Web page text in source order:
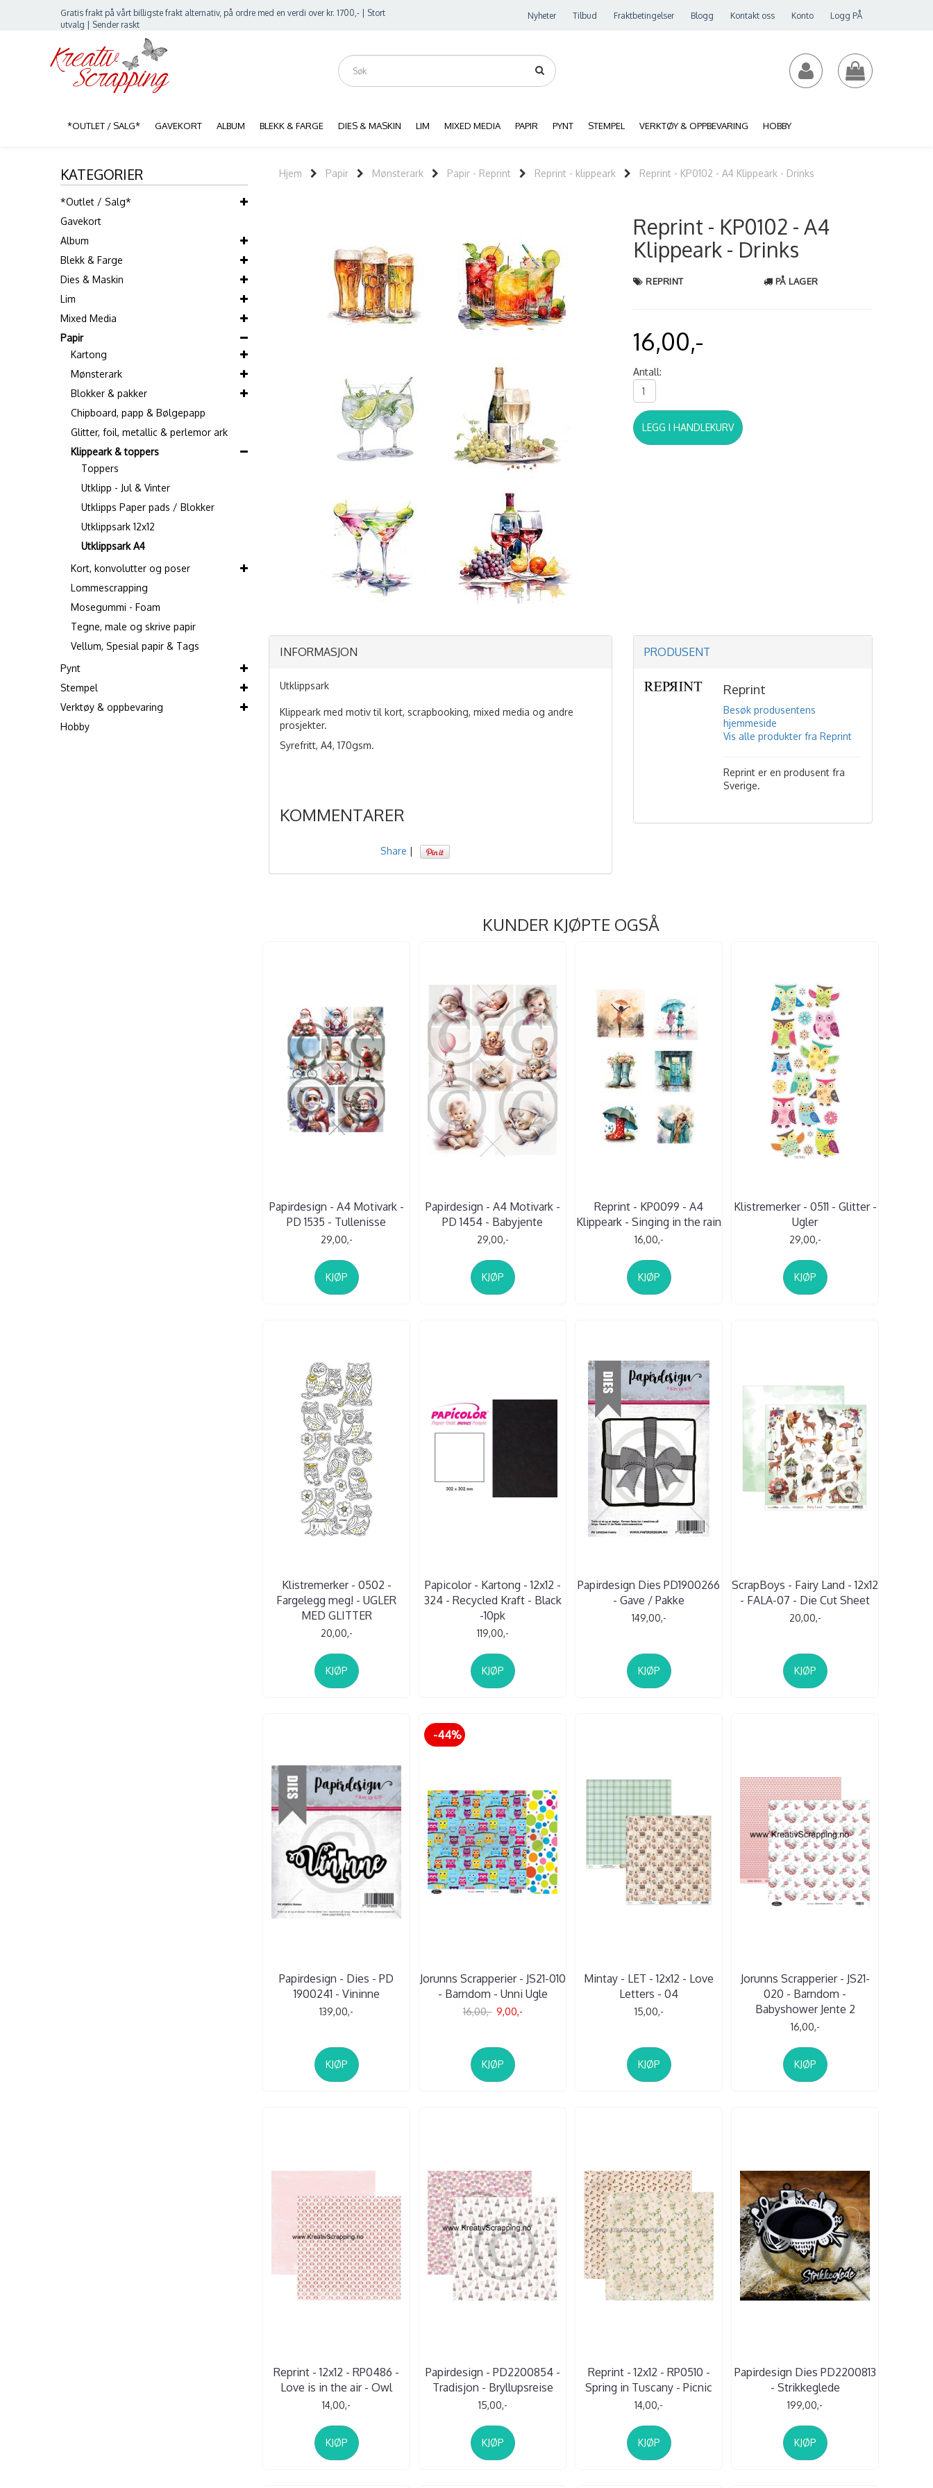
Gratis frakt på vårt billigste frakt alternativ, på ordre med en verdi over kr. 1700,- | Stort
utvalg | Sender raskt
Nyheter Tilbud Fraktbetingelser Blogg Kontakt oss Konto Logg PÅ
*OUTLET / SALG* GAVEKORT ALBUM BLEKK & FARGE DIES & MASKIN LIM MIXED MEDIA PAPIR PYNT STEMPEL VERKTØY & OPPBEVARING HOBBY
KATEGORIER
*Outlet / Salg*
Gavekort
Album
Blekk & Farge
Dies & Maskin
Lim
Mixed Media
Papir
Kartong
Mønsterark
Blokker & pakker
Chipboard, papp & Bølgepapp
Glitter, foil, metallic & perlemor ark
Klippeark & toppers
Toppers
Utklipp - Jul & Vinter
Utklipps Paper pads / Blokker
Utklippsark 12x12
Utklippsark A4
Kort, konvolutter og poser
Lommescrapping
Mosegummi - Foam
Tegne, male og skrive papir
Vellum, Spesial papir & Tags
Pynt
Stempel
Verktøy & oppbevaring
Hobby
Hjem Papir Mønsterark Papir - Reprint Reprint - klippeark Reprint - KP0102 - A4 Klippeark - Drinks
Reprint - KP0102 - A4
Klippeark - Drinks
REPRINT PÅ LAGER
16,00,-
Antall:
LEGG I HANDLEKURV
INFORMASJON
Utklippsark
Klippeark med motiv til kort, scrapbooking, mixed media og andre
prosjekter.
Syrefritt, A4, 170gsm.
KOMMENTARER
Share |
PRODUSENT
Reprint
Besøk produsentens
hjemmeside
Vis alle produkter fra Reprint
Reprint er en produsent fra
Sverige.
KUNDER KJØPTE OGSÅ
Papirdesign - A4 Motivark -
PD 1535 - Tullenisse
29,00,-
KJØP
Papirdesign - A4 Motivark -
PD 1454 - Babyjente
29,00,-
KJØP
Reprint - KP0099 - A4
Klippeark - Singing in the rain
16,00,-
KJØP
Klistremerker - 0511 - Glitter -
Ugler
29,00,-
KJØP
Klistremerker - 0502 -
Fargelegg meg! - UGLER
MED GLITTER
20,00,-
KJØP
Papicolor - Kartong - 12x12 -
324 - Recycled Kraft - Black
-10pk
119,00,-
KJØP
Papirdesign Dies PD1900266
- Gave / Pakke
149,00,-
KJØP
ScrapBoys - Fairy Land - 12x12
- FALA-07 - Die Cut Sheet
20,00,-
KJØP
Papirdesign - Dies - PD
1900241 - Vininne
139,00,-
KJØP
-44%
Jorunns Scrapperier - JS21-010
- Barndom - Unni Ugle
16,00,- 9,00,-
KJØP
Mintay - LET - 12x12 - Love
Letters - 04
15,00,-
KJØP
Jorunns Scrapperier - JS21-
020 - Barndom -
Babyshower Jente 2
16,00,-
KJØP
Reprint - 12x12 - RP0486 -
Love is in the air - Owl
14,00,-
KJØP
Papirdesign - PD2200854 -
Tradisjon - Bryllupsreise
15,00,-
KJØP
Reprint - 12x12 - RP0510 -
Spring in Tuscany - Picnic
14,00,-
KJØP
Papirdesign Dies PD2200813
- Strikkeglede
199,00,-
KJØP